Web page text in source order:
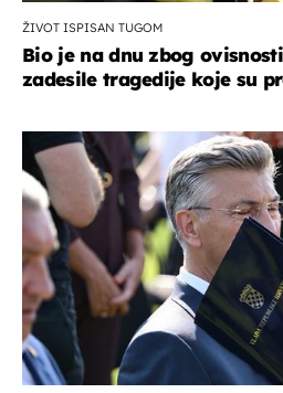
ŽIVOT ISPISAN TUGOM
Bio je na dnu zbog
zadesile tragedije koje su